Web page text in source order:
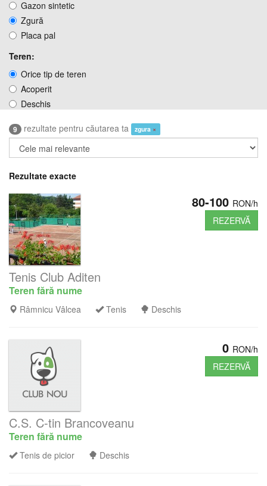
Gazon sintetic
Zgură
Placa pal
Teren:
Orice tip de teren
Acoperit
Deschis
9 rezultate pentru căutarea ta zgura ×
Rezultate exacte
80-100 RON/h
REZERVĂ
Tenis Club Aditen
Teren fără nume
Râmnicu Vâlcea Tenis Deschis
0 RON/h
REZERVĂ
C.S. C-tin Brancoveanu
Teren fără nume
Tenis de picior Deschis